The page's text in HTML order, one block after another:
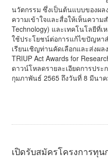
นวัตกรรม ซึ่งเป็นต้นแบบของผล
ความเข้าใจและสื่อให้เห็นควา
Technology) และเทคโนโลยีที่
ใช้ประโยชน์ต่อการแก้ไขปัญหา
เรียนเชิญท่านคัดเลือกและส่งผ
TRIUP Act Awards for
ดาวน์โหลดรายละเอียดการปร
กุมภาพันธ์ 2565 ถึงวันที่ 8 มีนา
เปิดรับสมัครโครงการทุน